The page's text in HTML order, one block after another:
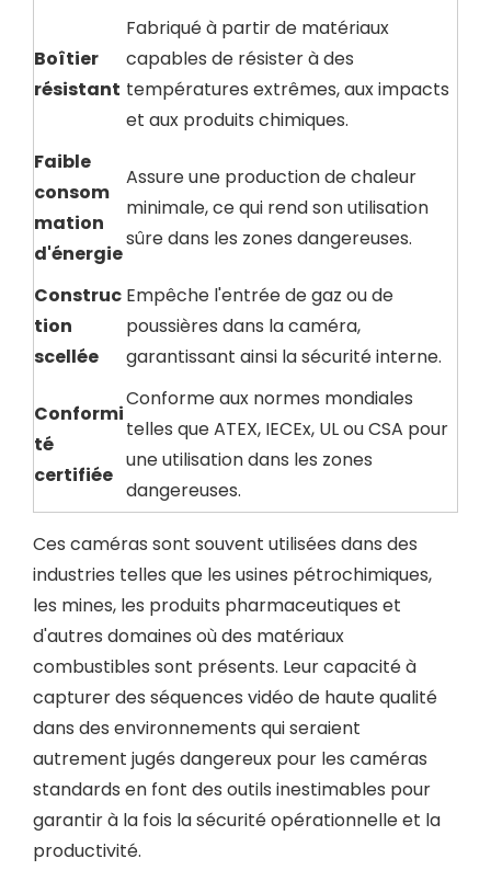
Boîtier
résistant
Fabriqué à partir de matériaux
capables de résister à des
températures extrêmes, aux impacts
et aux produits chimiques.
Faible
consom
mation
d'énergie
Assure une production de chaleur
minimale, ce qui rend son utilisation
sûre dans les zones dangereuses.
Construc
tion
scellée
Empêche l'entrée de gaz ou de
poussières dans la caméra,
garantissant ainsi la sécurité interne.
Conformi
té
certifiée
Conforme aux normes mondiales
telles que ATEX, IECEx, UL ou CSA pour
une utilisation dans les zones
dangereuses.
Ces caméras sont souvent utilisées dans des
industries telles que les usines pétrochimiques,
les mines, les produits pharmaceutiques et
d'autres domaines où des matériaux
combustibles sont présents. Leur capacité à
capturer des séquences vidéo de haute qualité
dans des environnements qui seraient
autrement jugés dangereux pour les caméras
standards en font des outils inestimables pour
garantir à la fois la sécurité opérationnelle et la
productivité.